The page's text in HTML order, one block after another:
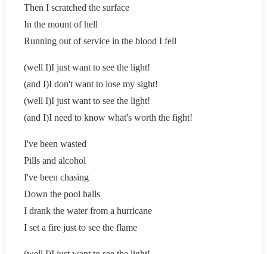
Then I scratched the surface
In the mount of hell
Running out of service in the blood I fell
(well I)I just want to see the light!
(and I)I don't want to lose my sight!
(well I)I just want to see the light!
(and I)I need to know what's worth the fight!
I've been wasted
Pills and alcohol
I've been chasing
Down the pool halls
I drank the water from a hurricane
I set a fire just to see the flame